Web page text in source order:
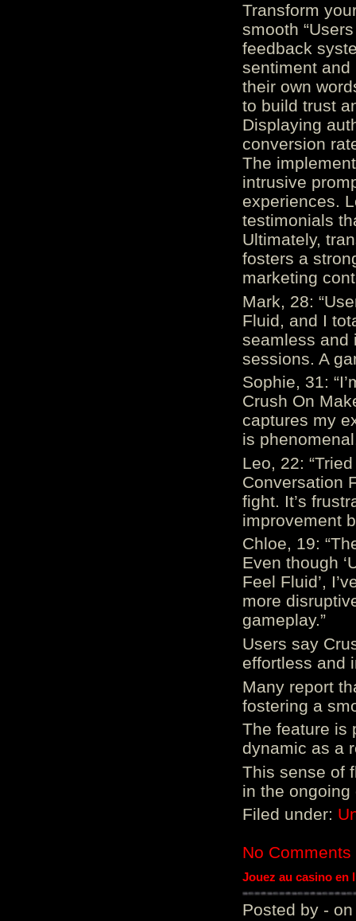
Transform
smooth
feedback
sentiment and
their own
to build trust
Displaying
conversion
The
intrusive
experiences.
testimonials
Ultimately,
fosters a
marketing
Mark, 28:
Fluid, and I
seamless and
sessions. A
Sophie, 31:
Crush On
captures my
is
Leo, 22:
Conversation
fight. It’s
improvement
Chloe, 19:
Even though
Feel Fluid’,
more
gameplay.”
Users say
effortless and
Many report
fostering a
The feature is
dynamic as a
This sense of
in the ongoing
Filed under:
No Comments
Jouez au casino en
Posted by - on